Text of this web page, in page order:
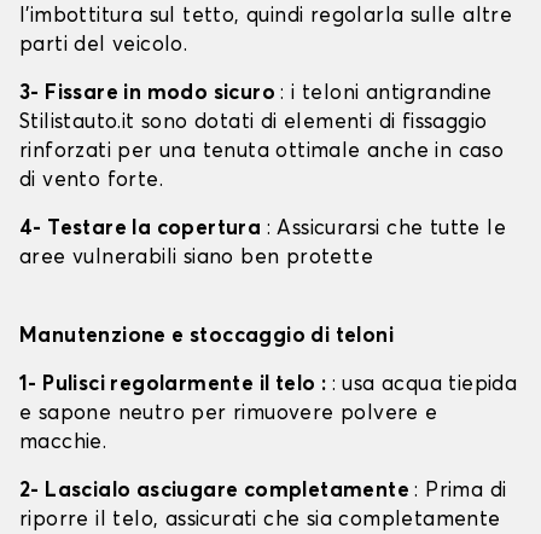
l'imbottitura sul tetto, quindi regolarla sulle altre
parti del veicolo.
3- Fissare in modo sicuro: i teloni antigrandine
Stilistauto.it sono dotati di elementi di fissaggio
rinforzati per una tenuta ottimale anche in caso
di vento forte.
4- Testare la copertura : Assicurarsi che tutte le
aree vulnerabili siano ben protette
Manutenzione e stoccaggio di teloni
1- Pulisci regolarmente il telo : : usa acqua tiepida
e sapone neutro per rimuovere polvere e
macchie.
2- Lascialo asciugare completamente: Prima di
riporre il telo, assicurati che sia completamente